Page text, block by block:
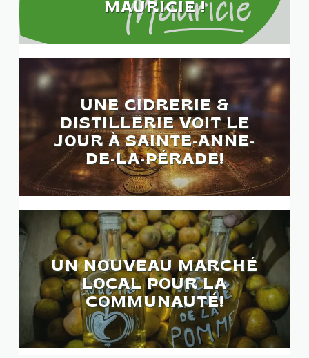
MAURICIE !
UNE CIDRERIE &
DISTILLERIE VOIT LE
JOUR À SAINTE-ANNE-
DE-LA-PÉRADE!
UN NOUVEAU MARCHÉ
LOCAL POUR LA
COMMUNAUTÉ!